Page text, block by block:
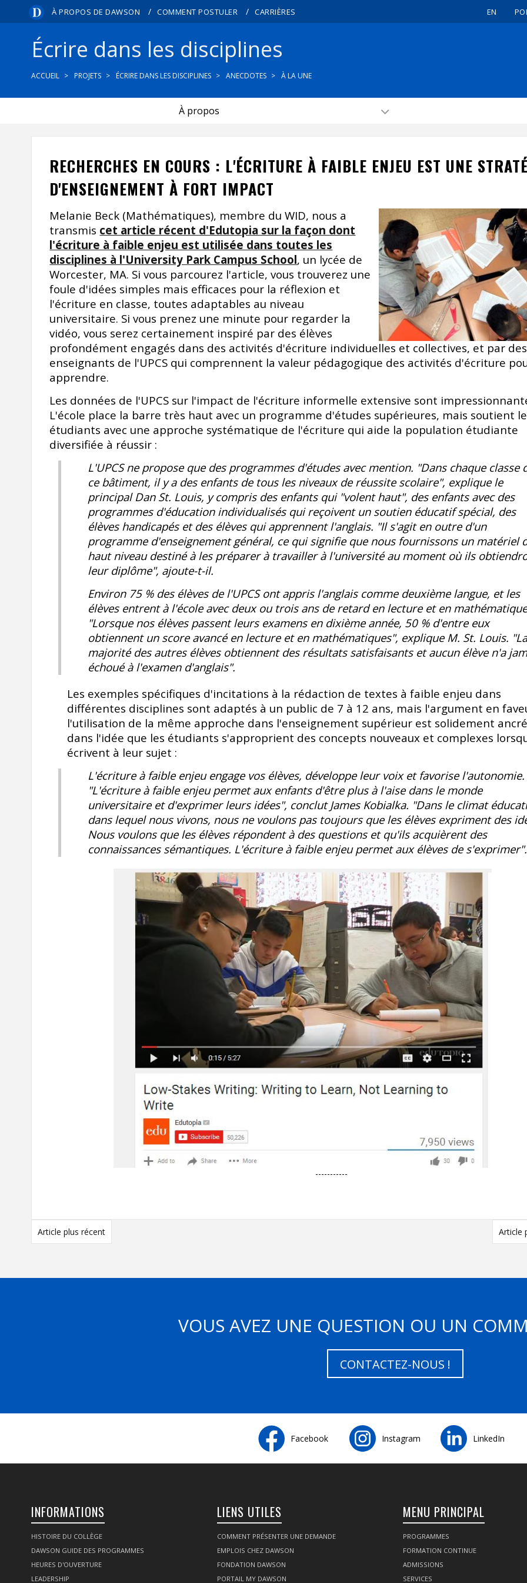
À PROPOS DE DAWSON / COMMENT POSTULER / CARRIÈRES EN
Écrire dans les disciplines
ACCUEIL PROJETS ÉCRIRE DANS LES DISCIPLINES ANECDOTES À LA UNE
À propos
RECHERCHES EN COURS : L'ÉCRITURE À FAIBLE ENJEU EST UNE
D'ENSEIGNEMENT À FORT IMPACT
Melanie Beck (Mathématiques), membre du WID, nous a
transmis cet article récent d'Edutopia sur la façon dont
l'écriture à faible enjeu est utilisée dans toutes les
disciplines à l'University Park Campus School, un lycée de
Worcester, MA. Si vous parcourez l'article, vous trouverez une
foule d'idées simples mais efficaces pour la réflexion et
l'écriture en classe, toutes adaptables au niveau
universitaire. Si vous prenez une minute pour regarder la
vidéo, vous serez certainement inspiré par des élèves
profondément engagés dans des activités d'écriture individuelles et collectives, et par des
enseignants de l'UPCS qui comprennent la valeur pédagogique des activités d'écriture
apprendre.
Les données de l'UPCS sur l'impact de l'écriture informelle extensive sont
L'école place la barre très haut avec un programme d'études supérieures, mais soutient
étudiants avec une approche systématique de l'écriture qui aide la population étudiante
diversifiée à réussir :
L'UPCS ne propose que des programmes d'études avec mention. "Dans chaque classe
ce bâtiment, il y a des enfants de tous les niveaux de réussite scolaire", explique le
principal Dan St. Louis, y compris des enfants qui "volent haut", des enfants avec des
programmes d'éducation individualisés qui reçoivent un soutien éducatif spécial, des
élèves handicapés et des élèves qui apprennent l'anglais. "Il s'agit en outre d'un
programme d'enseignement général, ce qui signifie que nous fournissons un matériel
haut niveau destiné à les préparer à travailler à l'université au moment où ils
leur diplôme", ajoute-t-il.
Environ 75 % des élèves de l'UPCS ont appris l'anglais comme deuxième langue, et les
élèves entrent à l'école avec deux ou trois ans de retard en lecture et en
"Lorsque nos élèves passent leurs examens en dixième année, 50 % d'entre eux
obtiennent un score avancéen lecture et en mathématiques", explique M. St. Louis.
majorité des autres élèves obtiennent des résultats satisfaisantset aucun élève n'a
échoué à l'examen d'anglais".
Les exemples spécifiques d'incitations à la rédaction de textes à faible enjeu dans
différentes disciplines sont adaptés à un public de 7 à 12 ans, mais l'argument en
l'utilisation de la même approche dans l'enseignement supérieur est solidement ancré
dans l'idée que les étudiants s'approprient des concepts nouveaux et complexes
écrivent à leur sujet :
L'écriture à faible enjeu engage vos élèves, développe leur voix et favorise l'autonomie.
"L'écriture à faible enjeu permet aux enfants d'être plus à l'aise dans le monde
universitaire et d'exprimer leurs idées", conclut James Kobialka. "Dans le climat
dans lequel nous vivons, nous ne voulons pas toujours que les élèves expriment des
Nous voulons que les élèves répondent à des questions et qu'ils acquièrent des
connaissances sémantiques. L'écriture à faible enjeu permet aux élèves de s'exprimer".
-----------
Article
Article plus récent
VOUS AVEZ UNE QUESTION OU UN
CONTACTEZ-NOUS !
Facebook Instagram LinkedIn
INFORMATIONS
HISTOIRE DU COLLÈGE
DAWSON GUIDE DES PROGRAMMES
HEURES D'OUVERTURE
LEADERSHIP
LIENS UTILES
COMMENT PRÉSENTER UNE DEMANDE
EMPLOIS CHEZ DAWSON
FONDATION DAWSON
PORTAIL MY DAWSON
MENU PRINCIPAL
PROGRAMMES
FORMATION CONTINUE
ADMISSIONS
SERVICES